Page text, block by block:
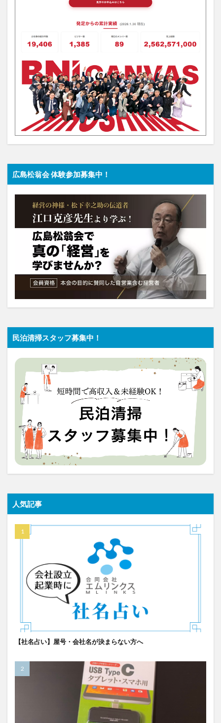
広島松翁会 体験参加募集中！
民泊清掃スタッフ募集中！
人気記事
【社名占い】屋号・会社名が決まらない方へ